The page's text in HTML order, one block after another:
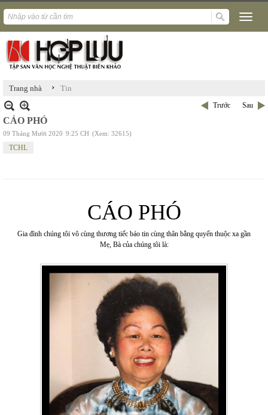
Trang nhà › Tin
Trước Sau
CÁO PHÓ
09 Tháng Mười 2020 9:25 CH (Xem: 32615)
TCHL
CÁO PHÓ
Gia đình chúng tôi vô cùng thương tiếc báo tin cùng thân bằng quyến thuộc xa gần
Mẹ, Bà của chúng tôi là: